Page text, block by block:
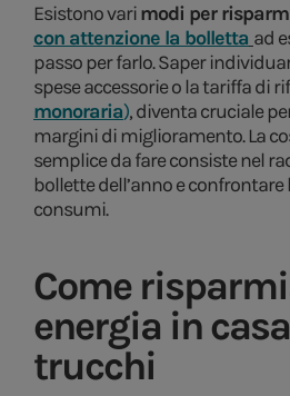
Esistono varimodi per
con attenzione la bolletta ad
passo per farlo. Saper
spese accessorie o la tariffa di
monoraria), diventa cruciale
margini di miglioramento. La
semplice da fare consiste nel
bollette dell’anno e confrontare
consumi.
Come
energia in
trucchi